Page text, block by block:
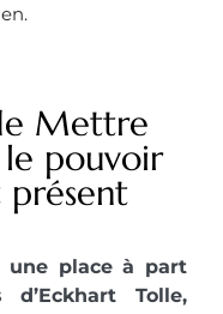
Mettre
pouvoir
une place à part
d’Eckhart Tolle,